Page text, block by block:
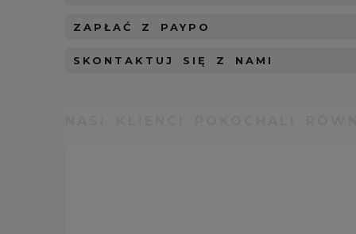
ZAPŁAĆ Z PAYPO
SKONTAKTUJ SIĘ Z NAMI